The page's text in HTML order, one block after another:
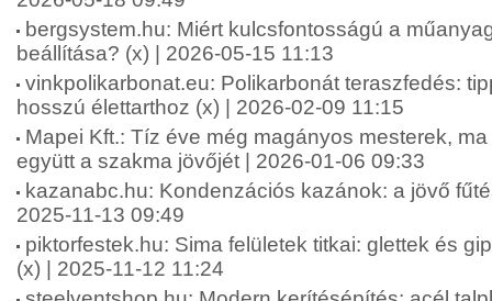
bergsystem.hu: Miért kulcsfontosságú a
beállítása? (x) | 2026-05-15 11:13
vinkpolikarbonat.eu: Polikarbonát teraszfedés:
hosszú élettarthoz (x) | 2026-02-09 11:15
Mapei Kft.: Tíz éve még magányos mesterek,
együtt a szakma jövőjét | 2026-01-06 09:33
kazanabc.hu: Kondenzációs kazánok: a jövő
2025-11-13 09:49
piktorfestek.hu: Sima felületek titkai: glettek és
(x) | 2025-11-12 11:24